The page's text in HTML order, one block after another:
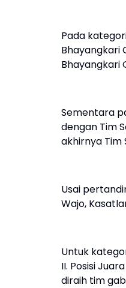
Pada
Bhayangkari
Bhayangkari
Sementara
dengan Tim
akhirnya
Usai
Wajo,
Untuk
II. Posisi
diraih tim